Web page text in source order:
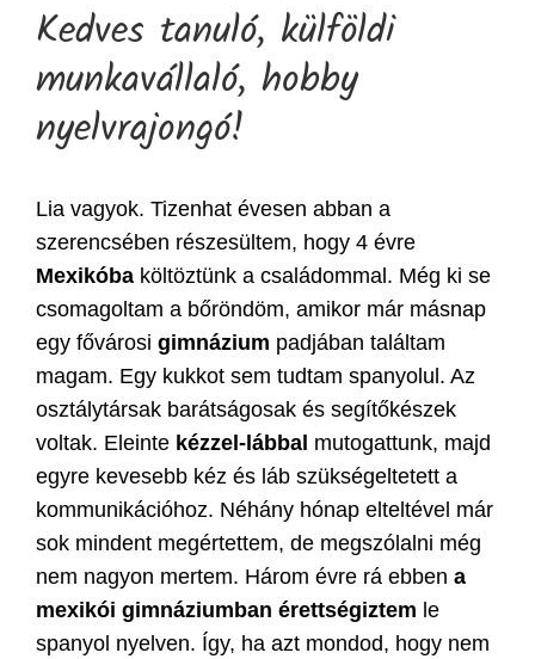
Kedves tanuló, külföldi
munkavállaló, hobby
nyelvrajongó!
Lia vagyok. Tizenhat évesen abban a
szerencsében részesültem, hogy 4 évre
Mexikóbaköltöztünk a családommal. Még ki se
csomagoltam a bőröndöm, amikor már másnap
egy fővárosi gimnázium padjában találtam
magam. Egy kukkot sem tudtam spanyolul. Az
osztálytársak barátságosak és segítőkészek
voltak. Eleinte kézzel-lábbal mutogattunk, majd
egyre kevesebb kéz és láb szükségeltetett a
kommunikációhoz. Néhány hónap elteltével már
sok mindent megértettem, de megszólalni még
nem nagyon mertem. Három évre rá ebben a
mexikói gimnáziumban érettségiztem le
spanyol nyelven. Így, ha azt mondod, hogy nem